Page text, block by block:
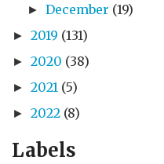
►December (19)
► 2019 (131)
► 2020 (38)
► 2021 (5)
► 2022 (8)
Labels